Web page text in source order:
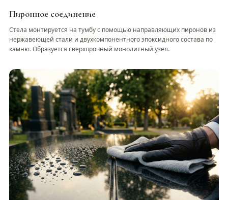
Пиронное соединение
Стела монтируется на тумбу с помощью направляющих пиронов из
нержавеющей стали и двухкомпонентного эпоксидного состава по
камню. Образуется сверхпрочный монолитный узел.